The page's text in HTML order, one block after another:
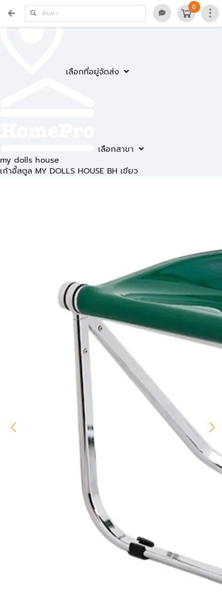
เลือกที่อยู่จัดส่ง
เลือกสาขา
0
my dolls house
เก้าอี้สตูล MY DOLLS HOUSE BH เขียว